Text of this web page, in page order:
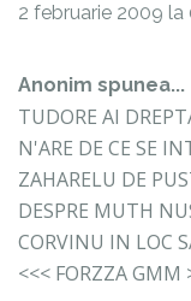
2 februarie 2009 la
Anonim spunea...
TUDORE AI
N'ARE DE CE SE
ZAHARELU DE
DESPRE MUTH
CORVINU IN LOC
<<< FORZZA GMM